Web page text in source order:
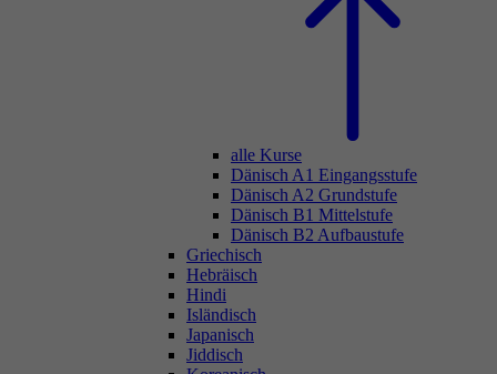
alle Kurse
Dänisch A1 Eingangsstufe
Dänisch A2 Grundstufe
Dänisch B1 Mittelstufe
Dänisch B2 Aufbaustufe
Griechisch
Hebräisch
Hindi
Isländisch
Japanisch
Jiddisch